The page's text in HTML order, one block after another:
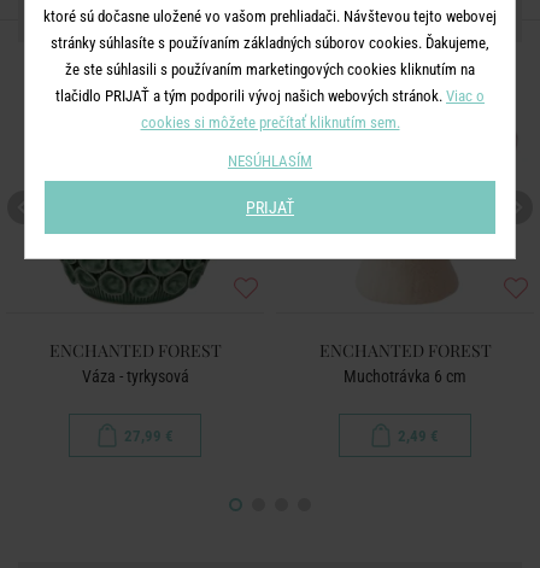
ĎALŠIE PRODUKTY ZO SÉRIE
ENCHANTED FOREST
Váza - tyrkysová
27,99 €
ENCHANTED FOREST
Muchotrávka 6 cm
2,49 €
ktoré sú dočasne uložené vo vašom prehliadači. Návštevou tejto webovej
stránky súhlasíte s používaním základných súborov cookies. Ďakujeme,
že ste súhlasili s používaním marketingových cookies kliknutím na
tlačidlo PRIJAŤ a tým podporili vývoj našich webových stránok. Viac o
cookies si môžete prečítať kliknutím sem.
NESÚHLASÍM
PRIJAŤ